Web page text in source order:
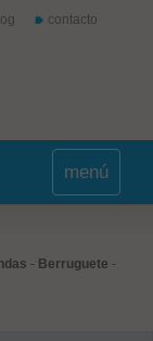
contacto
menú
- Berruguete -